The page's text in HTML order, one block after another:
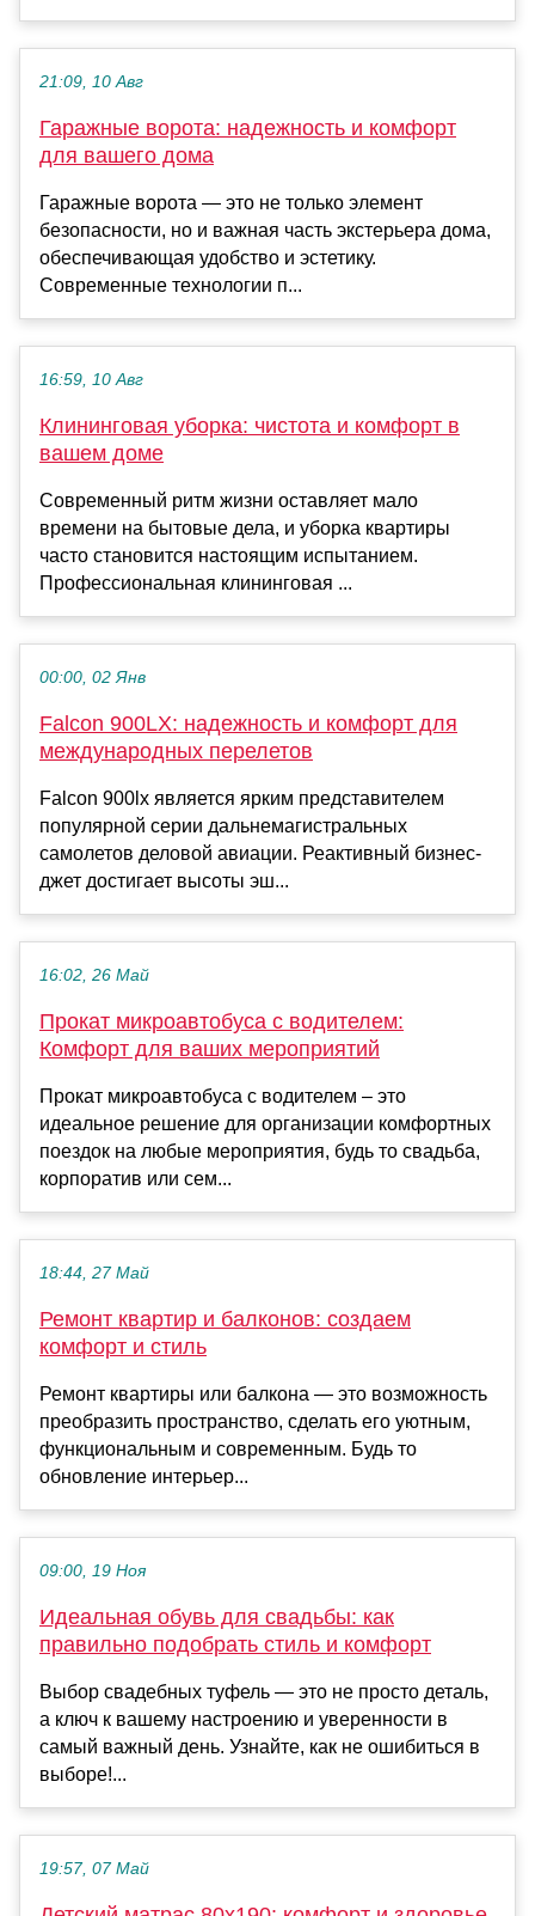
21:09, 10 Авг
Гаражные ворота: надежность и комфорт
для вашего дома
Гаражные ворота — это не только элемент
безопасности, но и важная часть экстерьера дома,
обеспечивающая удобство и эстетику.
Современные технологии п...
16:59, 10 Авг
Клининговая уборка: чистота и комфорт в
вашем доме
Современный ритм жизни оставляет мало
времени на бытовые дела, и уборка квартиры
часто становится настоящим испытанием.
Профессиональная клининговая ...
00:00, 02 Янв
Falcon 900LX: надежность и комфорт для
международных перелетов
Falcon 900lx является ярким представителем
популярной серии дальнемагистральных
самолетов деловой авиации. Реактивный бизнес-
джет достигает высоты эш...
16:02, 26 Май
Прокат микроавтобуса с водителем:
Комфорт для ваших мероприятий
Прокат микроавтобуса с водителем – это
идеальное решение для организации комфортных
поездок на любые мероприятия, будь то свадьба,
корпоратив или сем...
18:44, 27 Май
Ремонт квартир и балконов: создаем
комфорт и стиль
Ремонт квартиры или балкона — это возможность
преобразить пространство, сделать его уютным,
функциональным и современным. Будь то
обновление интерьер...
09:00, 19 Ноя
Идеальная обувь для свадьбы: как
правильно подобрать стиль и комфорт
Выбор свадебных туфель — это не просто деталь,
а ключ к вашему настроению и уверенности в
самый важный день. Узнайте, как не ошибиться в
выборе!...
19:57, 07 Май